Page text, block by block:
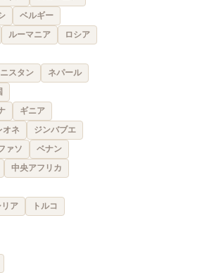
ベルギー
ルーマニア ロシア
ニスタン
ネパール
ギニア
オネ
ジンバブエ
ァソ
ベナン
中央アフリカ
リア
トルコ